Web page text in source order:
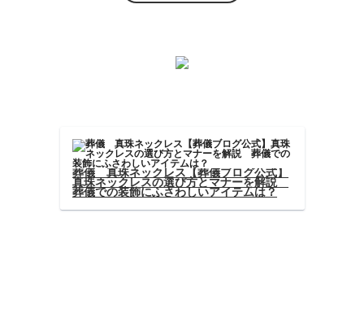
葬儀 真珠ネックレス【葬儀ブログ公式】
真珠ネックレスの選び方とマナーを解説
葬儀での装飾にふさわしいアイテムは？